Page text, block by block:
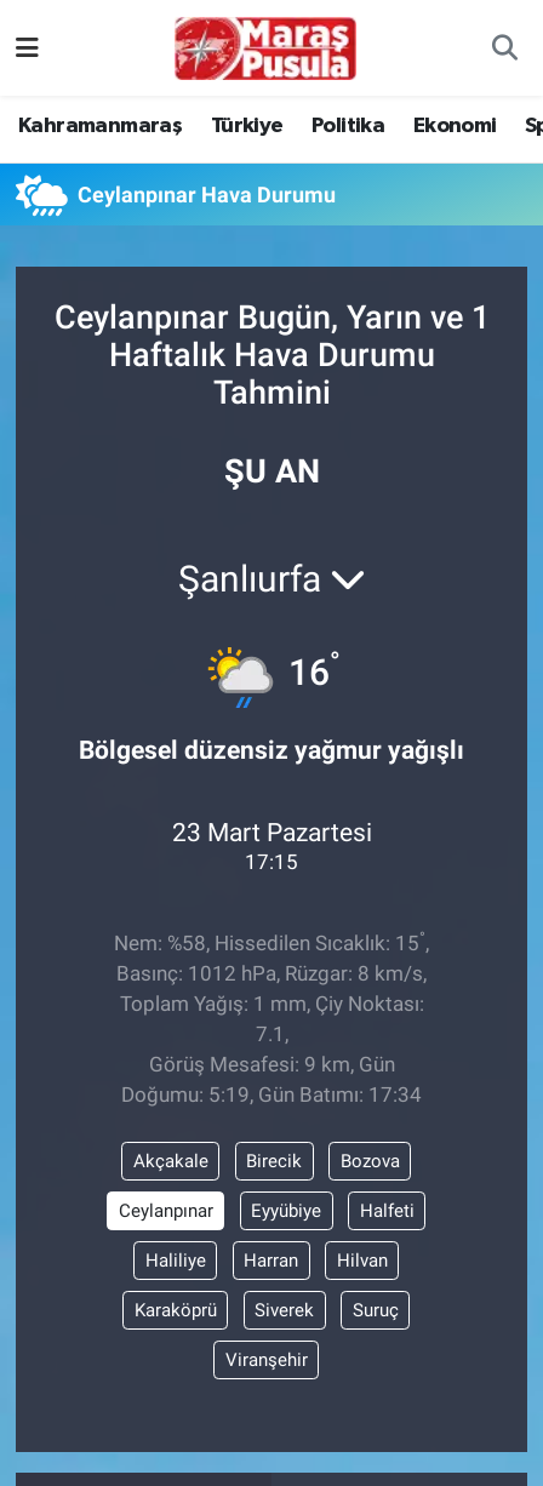
Kahramanmaraş Türkiye Politika Ekonomi
Ceylanpınar Hava Durumu
Ceylanpınar Bugün, Yarın ve 1
Haftalık Hava Durumu
Tahmini
ŞU AN
Şanlıurfa
16°
Bölgesel düzensiz yağmur yağışlı
23 Mart Pazartesi
17:15
Nem: %58, Hissedilen Sıcaklık: 15°,
Basınç: 1012 hPa, Rüzgar: 8 km/s,
Toplam Yağış: 1 mm, Çiy Noktası:
7.1,
Görüş Mesafesi: 9 km, Gün
Doğumu: 5:19, Gün Batımı: 17:34
Akçakale Birecik Bozova
Ceylanpınar Eyyübiye Halfeti
Haliliye Harran Hilvan
Karaköprü Siverek Suruç
Viranşehir
Ekonomi
TEKNOLOJİ
MAGAZİN
Bilim, Teknoloji
ÇEVRE
HABERDE İNSAN
EĞİTİM
BİLİM VE TEKNOLOJİ
Güvenlik
Süper Lig Puan Durumu ve Fikstür
Son Dakika Haberleri